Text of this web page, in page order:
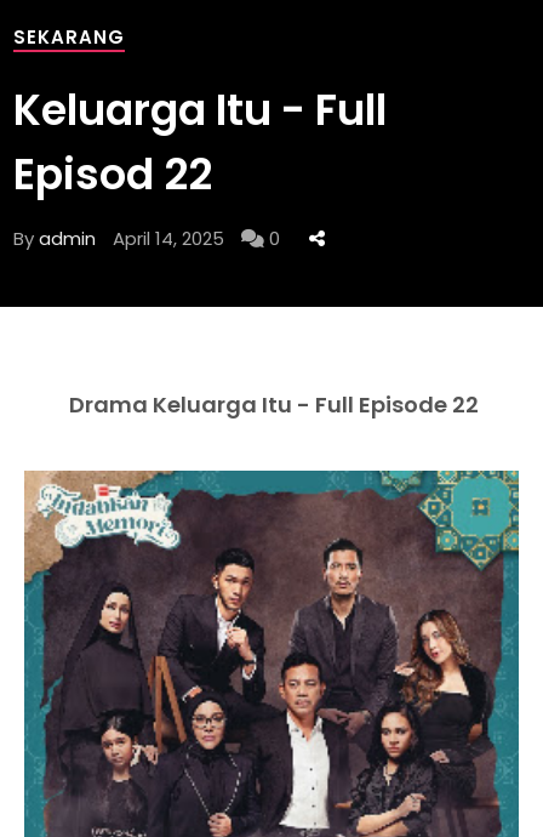
SEKARANG
Keluarga Itu - Full
Episod 22
Byadmin April 14, 2025 0
Drama Keluarga Itu - Full Episode 22